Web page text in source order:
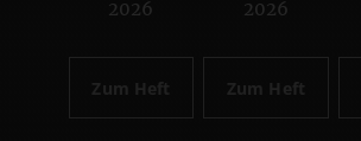
2026
Zum Heft
2026
Zum Heft